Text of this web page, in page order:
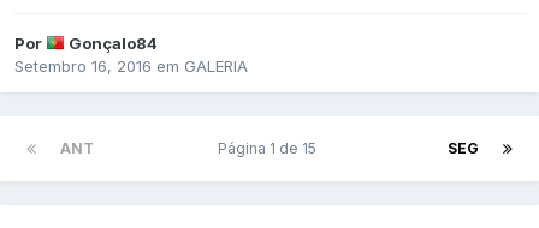
Por
Gonçalo84
Setembro 16, 2016 em GALERIA
ANT SEG
Página 1 de 15